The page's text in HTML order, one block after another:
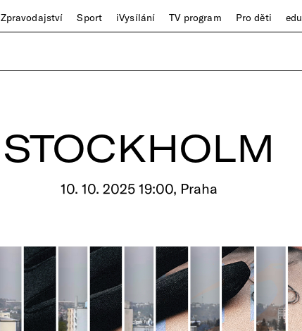
Zpravodajství Sport iVysílání TV program Pro děti edu
STOCKHOLM
10. 10. 2025 19:00, Praha